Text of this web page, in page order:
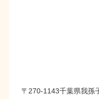
〒270-1143千葉県我